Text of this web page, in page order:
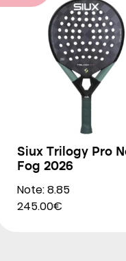
Siux Trilogy Pro
Fog 2026
Note: 8.85
245.00€